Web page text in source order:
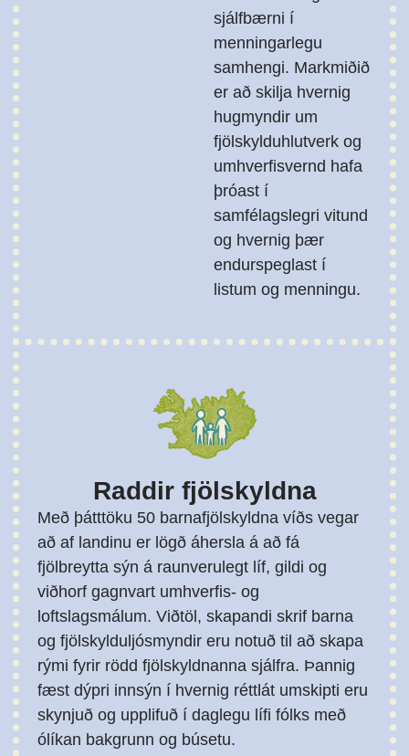
sjálfbærni í
menningarlegu
samhengi. Markmiðið
er að skilja hvernig
hugmyndir um
fjölskylduhlutverk og
umhverfisvernd hafa
þróast í
samfélagslegri vitund
og hvernig þær
endurspeglast í
listum og menningu.
Raddir fjölskyldna
Með þátttöku 50 barnafjölskyldna víðs vegar
að af landinu er lögð áhersla á að fá
fjölbreytta sýn á raunverulegt líf, gildi og
viðhorf gagnvart umhverfis- og
loftslagsmálum. Viðtöl, skapandi skrif barna
og fjölskylduljósmyndir eru notuð til að skapa
rými fyrir rödd fjölskyldnanna sjálfra. Þannig
fæst dýpri innsýn í hvernig réttlát umskipti eru
skynjuð og upplifuð í daglegu lífi fólks með
ólíkan bakgrunn og búsetu.